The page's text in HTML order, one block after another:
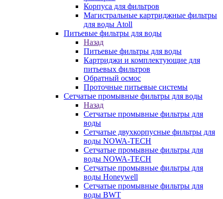
Корпуса для фильтров
Магистральные картриджные фильтры
для воды Atoll
Питьевые фильтры для воды
Назад
Питьевые фильтры для воды
Картриджи и комплектующие для
питьевых фильтров
Обратный осмос
Проточные питьевые системы
Сетчатые промывные фильтры для воды
Назад
Сетчатые промывные фильтры для
воды
Сетчатые двухкорпусные фильтры для
воды NOWA-TECH
Сетчатые промывные фильтры для
воды NOWA-TECH
Сетчатые промывные фильтры для
воды Honeywell
Сетчатые промывные фильтры для
воды BWT